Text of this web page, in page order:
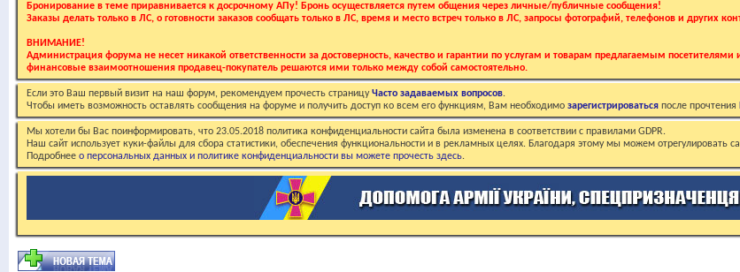
Бронирование в теме приравнивается к досрочному АПу! Бронь осуществляется путем общения через личные/публичные сообщения!
Заказы делать только в ЛС, о готовности заказов сообщать только в ЛС, время и место встреч только в ЛС, запросы фотографий, телефонов и других
ВНИМАНИЕ!
Администрация форума не несет никакой ответственности за достоверность, качество и гарантии по услугам и товарам предлагаемым
финансовые взаимоотношения продавец-покупатель решаются ими только между собой самостоятельно.
Если это Ваш первый визит на наш форум, рекомендуем прочесть страницуЧасто задаваемых вопросов.
Чтобы иметь возможность оставлять сообщения на форуме и получить доступ ко всем его функциям, Вам необходимо зарегистрироваться после прочтения
Мы хотели бы Вас поинформировать, что 23.05.2018 политика конфиденциальности сайта была изменена в соответствии с правилами GDPR.
Наш сайт использует куки-файлы для сбора статистики, обеспечения функциональности и в рекламных целях. Благодаря этому мы можем отрегулировать
Подробнее о персональных данных и политике конфиденциальности вы можете прочесть здесь.